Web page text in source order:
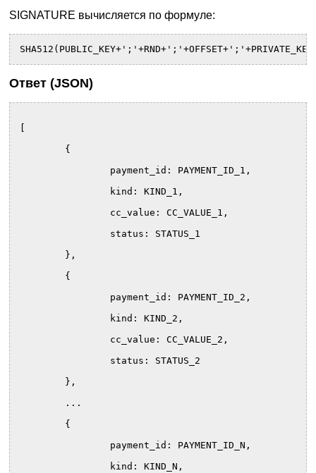
SIGNATURE вычисляется по формуле:
Ответ (JSON)
	{
		payment_id: PAYMENT_ID_1,
		kind: KIND_1,
		cc_value: CC_VALUE_1,
		status: STATUS_1
	},
	{
		payment_id: PAYMENT_ID_2,
		kind: KIND_2,
		cc_value: CC_VALUE_2,
		status: STATUS_2
	...
	{
		payment_id: PAYMENT_ID_N,
		kind: KIND_N,